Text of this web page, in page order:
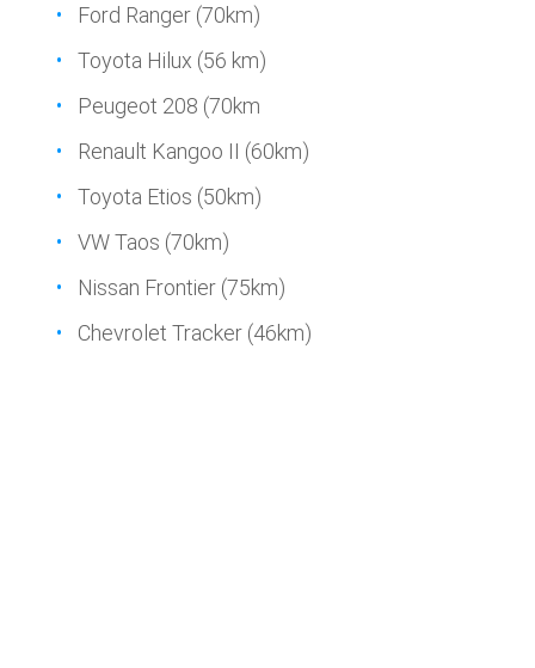
Ford Ranger (70km)
Toyota Hilux (56 km)
Peugeot 208 (70km
Renault Kangoo II (60km)
Toyota Etios (50km)
VW Taos (70km)
Nissan Frontier (75km)
Chevrolet Tracker (46km)